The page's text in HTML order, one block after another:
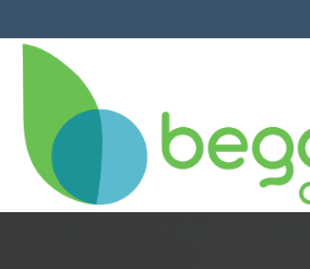
al
contenido